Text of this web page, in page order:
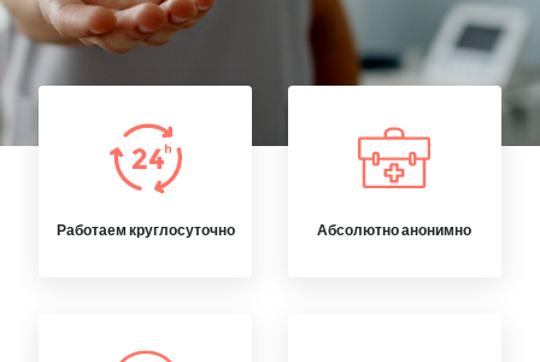
Работаем круглосуточно Абсолютно анонимно